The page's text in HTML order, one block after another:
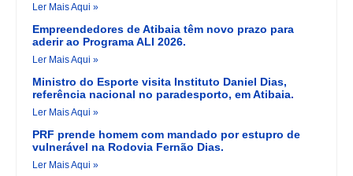
Ler Mais Aqui »
Empreendedores de Atibaia têm novo prazo para
aderir ao Programa ALI 2026.
Ler Mais Aqui »
Ministro do Esporte visita Instituto Daniel Dias,
referência nacional no paradesporto, em Atibaia.
Ler Mais Aqui »
PRF prende homem com mandado por estupro de
vulnerável na Rodovia Fernão Dias.
Ler Mais Aqui »